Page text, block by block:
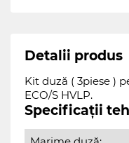
Detalii produs
Kit duză ( 3piese )
ECO/S HVLP.
Specificații